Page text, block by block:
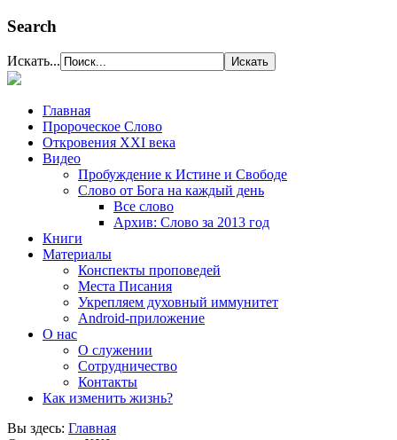
Search
Искать...
Главная
Пророческое Слово
Откровения ХХІ века
Видео
Пробуждение к Истине и Свободе
Слово от Бога на каждый день
Все слово
Архив: Слово за 2013 год
Книги
Материалы
Конспекты проповедей
Места Писания
Укрепляем духовный иммунитет
Android-приложение
О нас
О служении
Сотрудничество
Контакты
Как изменить жизнь?
Вы здесь: Главная